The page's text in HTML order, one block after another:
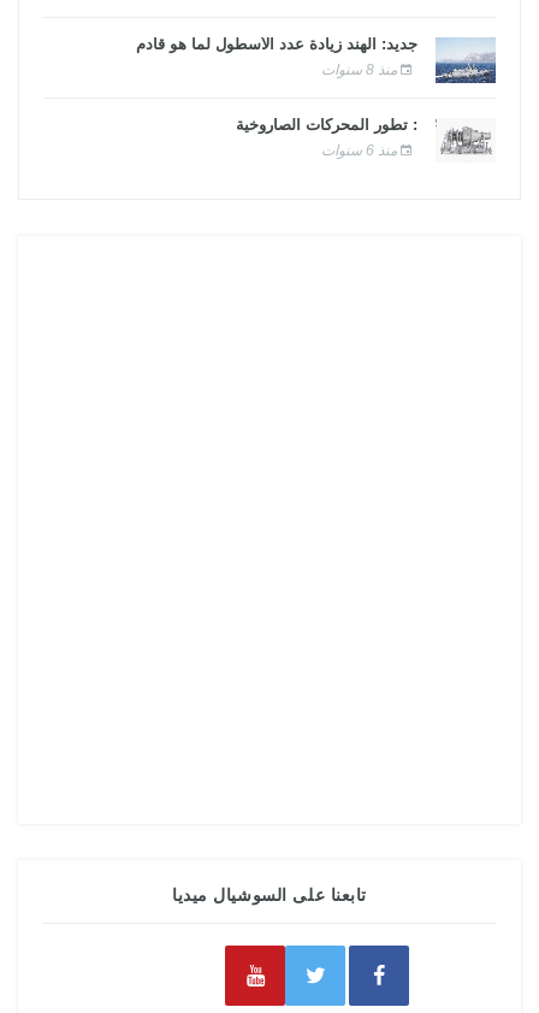
جديد: الهند زيادة عدد الأسطول لما هو قادم
منذ 8 سنوات
: تطور المحركات الصاروخية
منذ 6 سنوات
تابعنا على السوشيال ميديا